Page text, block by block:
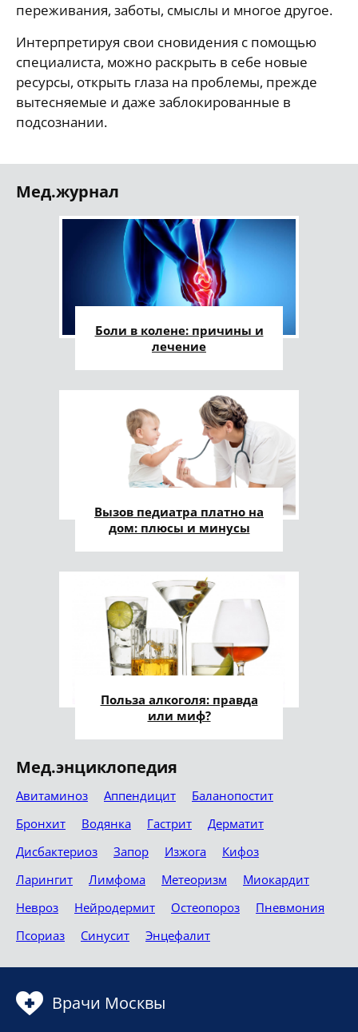
переживания, заботы, смыслы и многое другое.
Интерпретируя свои сновидения с помощью
специалиста, можно раскрыть в себе новые
ресурсы, открыть глаза на проблемы, прежде
вытесняемые и даже заблокированные в
подсознании.
Мед.журнал
Боли в колене: причины и
лечение
Вызов педиатра платно на
дом: плюсы и минусы
Польза алкоголя: правда
или миф?
Мед.энциклопедия
Авитаминоз Аппендицит
Баланопостит
Бронхит
Водянка Гастрит
Дерматит
Дисбактериоз
Запор Изжога
Кифоз
Ларингит
Лимфома Метеоризм
Миокардит
Невроз
Нейродермит Остеопороз
Пневмония
Псориаз
Синусит Энцефалит
Врачи Москвы